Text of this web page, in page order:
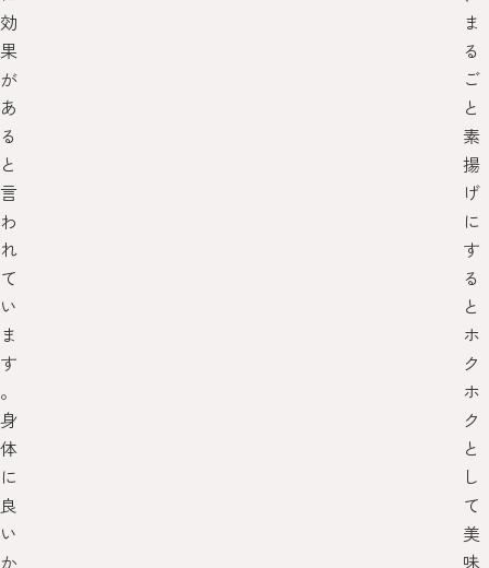
効
果
が
あ
る
と
言
わ
れ
て
い
ま
す
。
身
体
に
良
い
か
ま
る
ご
と
素
揚
げ
に
す
る
と
ホ
ク
ホ
ク
と
し
て
美
味